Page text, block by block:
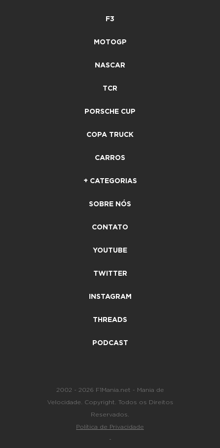
F3
MOTOGP
NASCAR
TCR
PORSCHE CUP
COPA TRUCK
CARROS
+ CATEGORIAS
SOBRE NÓS
CONTATO
YOUTUBE
TWITTER
INSTAGRAM
THREADS
PODCAST
2002 - 2026 F1Mania.net - Mania de
Velocidade. Copyright. Todos os Direitos
Reservados.
Política de Privacidade
-